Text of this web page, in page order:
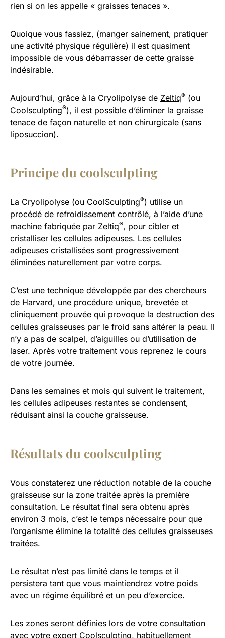
rien si on les appelle « graisses tenaces ».
Quoique vous fassiez, (manger sainement, pratiquer
une activité physique régulière) il est quasiment
impossible de vous débarrasser de cette graisse
indésirable.
Aujourd’hui, grâce à la Cryolipolyse de Zeltiq® (ou
Coolsculpting®), il est possible d’éliminer la graisse
tenace de façon naturelle et non chirurgicale (sans
liposuccion).
Principe du coolsculpting
La Cryolipolyse (ou CoolSculpting®) utilise un
procédé de refroidissement contrôlé, à l’aide d’une
machine fabriquée par Zeltiq®, pour cibler et
cristalliser les cellules adipeuses. Les cellules
adipeuses cristallisées sont progressivement
éliminées naturellement par votre corps.
C’est une technique développée par des chercheurs
de Harvard, une procédure unique, brevetée et
cliniquement prouvée qui provoque la destruction des
cellules graisseuses par le froid sans altérer la peau. Il
n’y a pas de scalpel, d’aiguilles ou d’utilisation de
laser. Après votre traitement vous reprenez le cours
de votre journée.
Dans les semaines et mois qui suivent le traitement,
les cellules adipeuses restantes se condensent,
réduisant ainsi la couche graisseuse.
Résultats du coolsculpting
Vous constaterez une réduction notable de la couche
graisseuse sur la zone traitée après la première
consultation. Le résultat final sera obtenu après
environ 3 mois, c’est le temps nécessaire pour que
l’organisme élimine la totalité des cellules graisseuses
traitées.
Le résultat n’est pas limité dans le temps et il
persistera tant que vous maintiendrez votre poids
avec un régime équilibré et un peu d’exercice.
Les zones seront définies lors de votre consultation
avec votre expert Coolsculpting, habituellement